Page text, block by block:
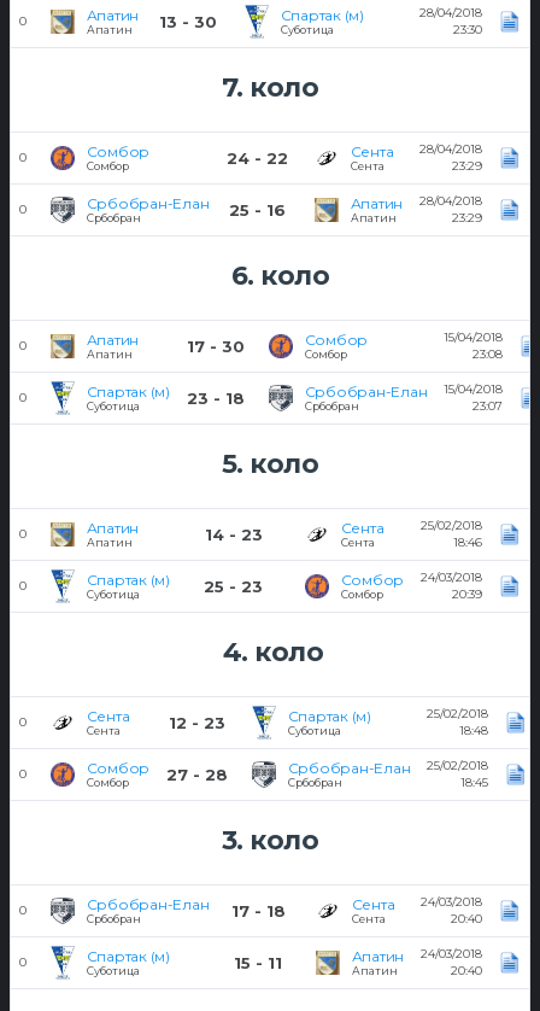
0 Апатин
Апатин 13 - 30 Спартак (м)
Суботица
28/04/2018
23:30
7. коло
0 Сомбор
Сомбор 24 - 22 Сента
Сента
28/04/2018
23:29
0 Србобран-Елан
Србобран 25 - 16 Апатин
Апатин
28/04/2018
23:29
6. коло
0 Апатин
Апатин 17 - 30 Сомбор
Сомбор
15/04/2018
23:08
0 Спартак (м)
Суботица 23 - 18 Србобран-Елан
Србобран
15/04/2018
23:07
5. коло
0 Апатин
Апатин 14 - 23 Сента
Сента
25/02/2018
18:46
0 Спартак (м)
Суботица 25 - 23 Сомбор
Сомбор
24/03/2018
20:39
4. коло
0 Сента
Сента 12 - 23 Спартак (м)
Суботица
25/02/2018
18:48
0 Сомбор
Сомбор 27 - 28 Србобран-Елан
Србобран
25/02/2018
18:45
3. коло
0 Србобран-Елан
Србобран 17 - 18 Сента
Сента
24/03/2018
20:40
0 Спартак (м)
Суботица 15 - 11 Апатин
Апатин
24/03/2018
20:40